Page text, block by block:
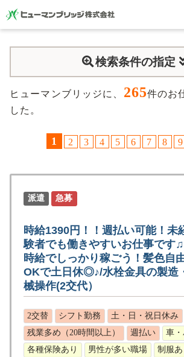
はじめての方
3つの強み いろいろな
就業までの流れ HBのイイネ！
人材育成 福利厚生 お悩み相談窓口
会社概要
ブログ
求人検索
検索条件の指定
ヒューマンブリッジに、 265件のお
した。
1 2 3 4 5 6 7 8 9
派遣 急募
時給1390円！！週払い可能！未
験者でも働きやすいお仕事です
時給でしっかり稼ごう！髪色自
OKで土日休◎♪/水栓金具の製造
械操作(2交代）
2交替 シフト勤務
土・日・祝日休み
残業多め（20時間以上）
週払い
車
各種保険あり
男性が多い職場 制服あ